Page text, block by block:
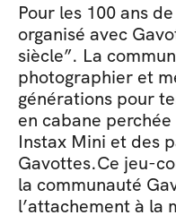
Pour les 100 ans
organisé avec
siècle”. La
photographier et
générations pour
en cabane
Instax Mini et des
Gavottes.Ce jeu-
la communauté
l’attachement à la